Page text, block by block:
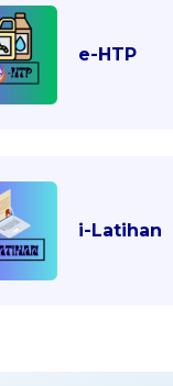
e-HTP
i-Latihan